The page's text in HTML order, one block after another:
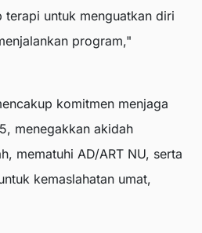
terapi untuk menguatkan diri
program,"
komitmen menjaga
menegakkan akidah
mematuhi AD/ART NU, serta
kemaslahatan umat,